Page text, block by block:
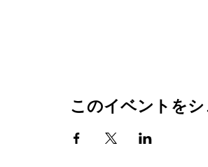
このイベントを